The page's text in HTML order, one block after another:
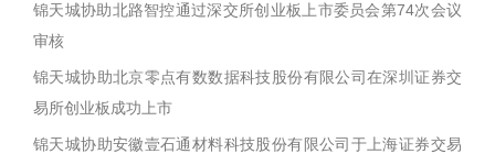
锦天城协助北路智控通过深交所创业板上市委员会第74次会议
审核
锦天城协助北京零点有数数据科技股份有限公司在深圳证券交
易所创业板成功上市
锦天城协助安徽壹石通材料科技股份有限公司于上海证券交易